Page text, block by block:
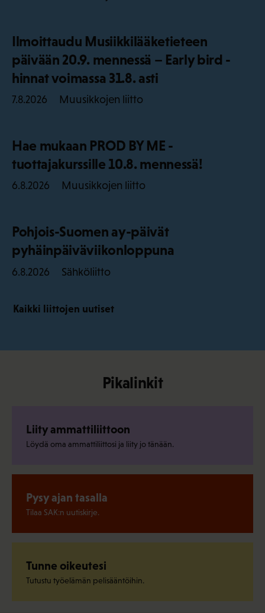
Ilmoittaudu Musiikkilääketieteen
päivään 20.9. mennessä – Early bird -
hinnat voimassa 31.8. asti
7.8.2026 Muusikkojen liitto
Hae mukaan PROD BY ME -
tuottajakurssille 10.8. mennessä!
6.8.2026 Muusikkojen liitto
Pohjois-Suomen ay-päivät
pyhäinpäiväviikonloppuna
6.8.2026 Sähköliitto
Kaikki liittojen uutiset
Pikalinkit
Liity ammattiliittoon
Löydä oma ammattiliittosi ja liity jo tänään.
Pysy ajan tasalla
Tilaa SAK:n uutiskirje.
Tunne oikeutesi
Tutustu työelämän pelisääntöihin.